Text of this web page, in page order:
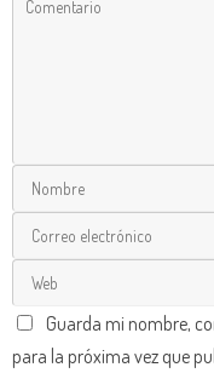
Guarda mi nombre,
para la próxima vez que